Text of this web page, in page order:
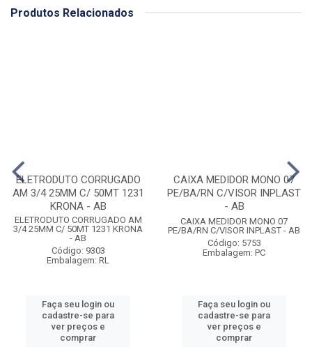
Produtos Relacionados
ELETRODUTO CORRUGADO
AM 3/4 25MM C/ 50MT 1231
KRONA - AB
ELETRODUTO CORRUGADO AM
3/4 25MM C/ 50MT 1231 KRONA
- AB
Código: 9303
Embalagem: RL
Faça seu login ou
cadastre-se para
ver preços e
comprar
CAIXA MEDIDOR MONO 07
PE/BA/RN C/VISOR INPLAST
- AB
CAIXA MEDIDOR MONO 07
PE/BA/RN C/VISOR INPLAST - AB
Código: 5753
Embalagem: PC
Faça seu login ou
cadastre-se para
ver preços e
comprar